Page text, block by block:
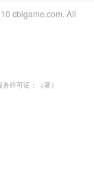
cbigame.com. All
许可证：（署）